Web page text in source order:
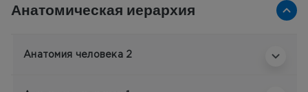
Анатомическая иерархия
Анатомия человека 2